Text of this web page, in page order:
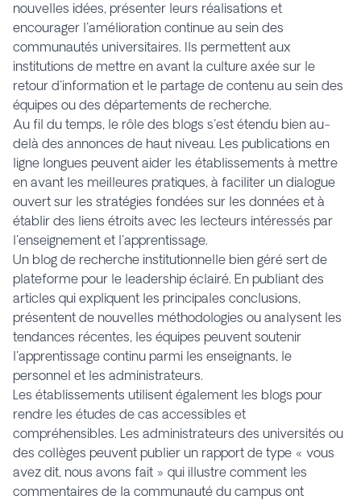
nouvelles idées, présenter leurs réalisations et
encourager l'amélioration continue au sein des
communautés universitaires. Ils permettent aux
institutions de mettre en avant la culture axée sur le
retour d'information et le partage de contenu au sein des
équipes ou des départements de recherche.
Au fil du temps, le rôle des blogs s'est étendu bien au-
delà des annonces de haut niveau. Les publications en
ligne longues peuvent aider les établissements à mettre
en avant les meilleures pratiques, à faciliter un dialogue
ouvert sur les stratégies fondées sur les données et à
établir des liens étroits avec les lecteurs intéressés par
l'enseignement et l'apprentissage.
Un blog de recherche institutionnelle bien géré sert de
plateforme pour le leadership éclairé. En publiant des
articles qui expliquent les principales conclusions,
présentent de nouvelles méthodologies ou analysent les
tendances récentes, les équipes peuvent soutenir
l'apprentissage continu parmi les enseignants, le
personnel et les administrateurs.
Les établissements utilisent également les blogs pour
rendre les études de cas accessibles et
compréhensibles. Les administrateurs des universités ou
des collèges peuvent publier un rapport de type « vous
avez dit, nous avons fait » qui illustre comment les
commentaires de la communauté du campus ont